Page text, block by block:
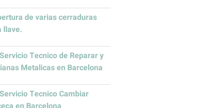
de varias cerraduras
llave.
Tecnico de Reparar y
Metalicas en Barcelona
Tecnico Cambiar